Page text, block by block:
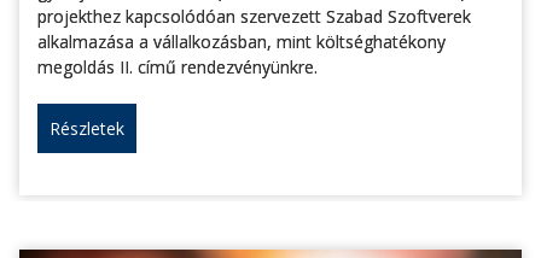
projekthez kapcsolódóan szervezett Szabad Szoftverek
alkalmazása a vállalkozásban, mint költséghatékony
megoldás II. című rendezvényünkre.
Részletek